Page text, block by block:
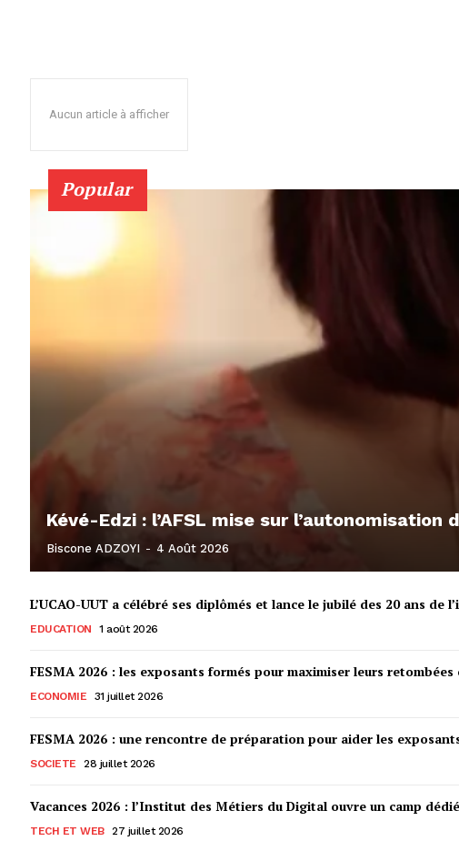
Aucun article à afficher
Popular
Kévé-Edzi : l’AFSL mise sur
Biscone ADZOYI - 4 Août 2026
L’UCAO-UUT a célébré ses diplômés et lance le jubilé des 20 ans de
EDUCATION 1 août 2026
FESMA 2026 : les exposants formés pour maximiser leurs retombées
ECONOMIE 31 juillet 2026
FESMA 2026 : une rencontre de préparation pour aider les
SOCIETE 28 juillet 2026
Vacances 2026 : l’Institut des Métiers du Digital ouvre un camp
TECH ET WEB 27 juillet 2026